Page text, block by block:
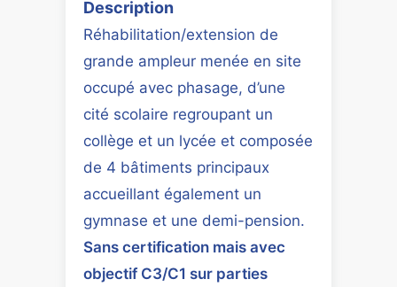
Description
Réhabilitation/extension de
grande ampleur menée en site
occupé avec phasage, d’une
cité scolaire regroupant un
collège et un lycée et composée
de 4 bâtiments principaux
accueillant également un
gymnase et une demi-pension.
Sans certification mais avec
objectif C3/C1 sur parties